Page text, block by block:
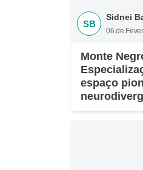
SB
Sidnei
06 de
Monte
espaço